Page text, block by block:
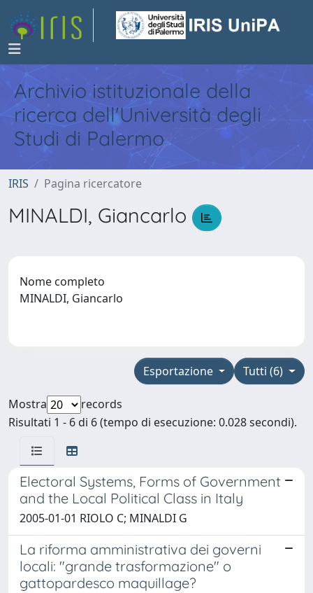
Archivio istituzionale della
ricerca dell'Università degli
Studi di Palermo
IRIS Pagina ricercatore
MINALDI, Giancarlo
Nome completo
MINALDI, Giancarlo
Tutti (6)
Esportazione
Mostra
records
Risultati 1 - 6 di 6 (tempo di esecuzione: 0.028 secondi).
Electoral Systems, Forms of Government
and the Local Political Class in Italy
2005-01-01 RIOLO C; MINALDI G
La riforma amministrativa dei governi
locali: "grande trasformazione" o
gattopardesco maquillage?